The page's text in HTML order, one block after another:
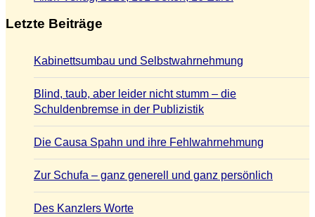
Letzte Beiträge
Kabinettsumbau und Selbstwahrnehmung
Blind, taub, aber leider nicht stumm – die
Schuldenbremse in der Publizistik
Die Causa Spahn und ihre Fehlwahrnehmung
Zur Schufa – ganz generell und ganz persönlich
Des Kanzlers Worte